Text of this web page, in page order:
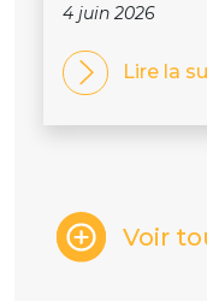
4 juin 2026
Lire la
Voir